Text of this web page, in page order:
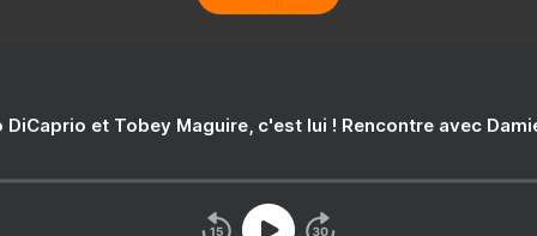
DiCaprio et Tobey Maguire, c'est lui ! Rencontre avec